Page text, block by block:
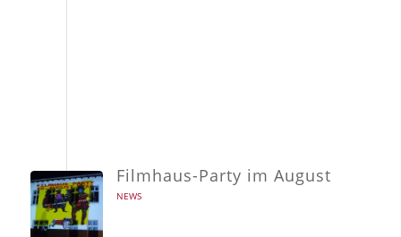
Filmhaus-Party im August
NEWS